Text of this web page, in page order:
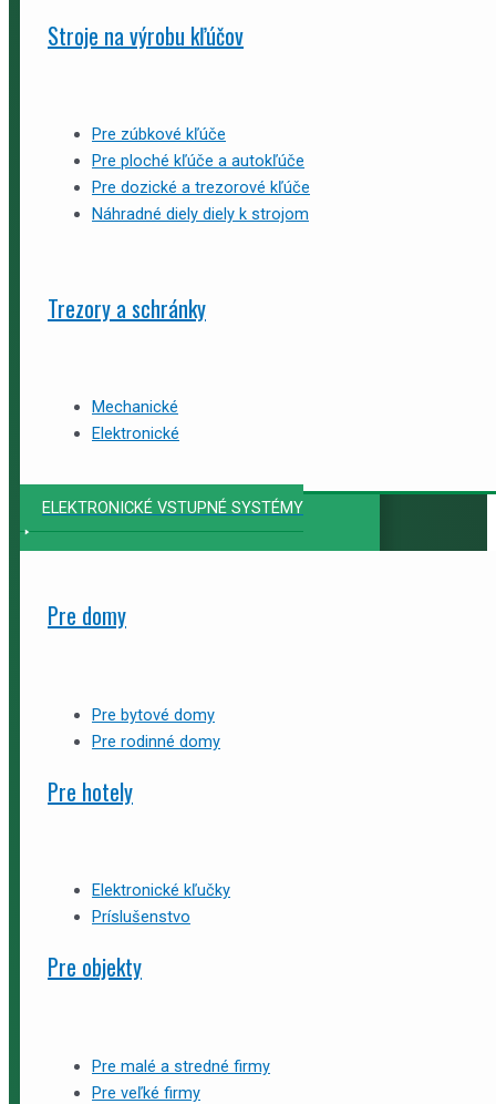
Stroje na výrobu kľúčov
Pre zúbkové kľúče
Pre ploché kľúče a autokľúče
Pre dozické a trezorové kľúče
Náhradné diely diely k strojom
Trezory a schránky
Mechanické
Elektronické
ELEKTRONICKÉ VSTUPNÉ SYSTÉMY
Pre domy
Pre bytové domy
Pre rodinné domy
Pre hotely
Elektronické kľučky
Príslušenstvo
Pre objekty
Pre malé a stredné firmy
Pre veľké firmy